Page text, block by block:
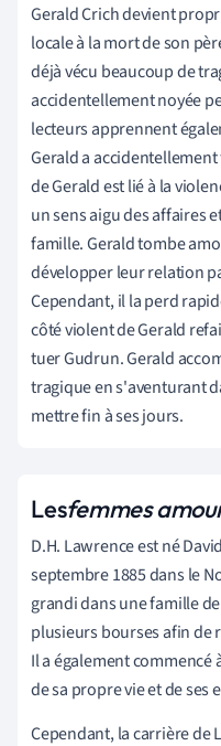
Gerald Crich devient
locale à la mort de son
déjà vécu beaucoup de
accidentellement noyée
lecteurs apprennent
Gerald a
de Gerald est lié à la
un sens aigu des affaires
famille. Gerald tombe
développer leur relation
Cependant, il la perd
côté violent de Gerald
tuer Gudrun. Gerald
tragique en s'aventurant
mettre fin à ses jours.
Lesfemmes
D.H. Lawrence est né
septembre 1885 dans le
grandi dans une famille
plusieurs bourses afin de
Il a également
de sa propre vie et de ses
Cependant, la carrière de